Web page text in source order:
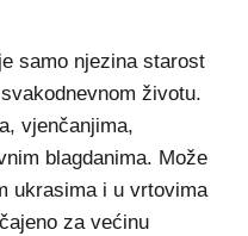
samo njezina starost
životu.
vjenčanjima,
blagdanima. Može
ukrasima i u vrtovima
za većinu